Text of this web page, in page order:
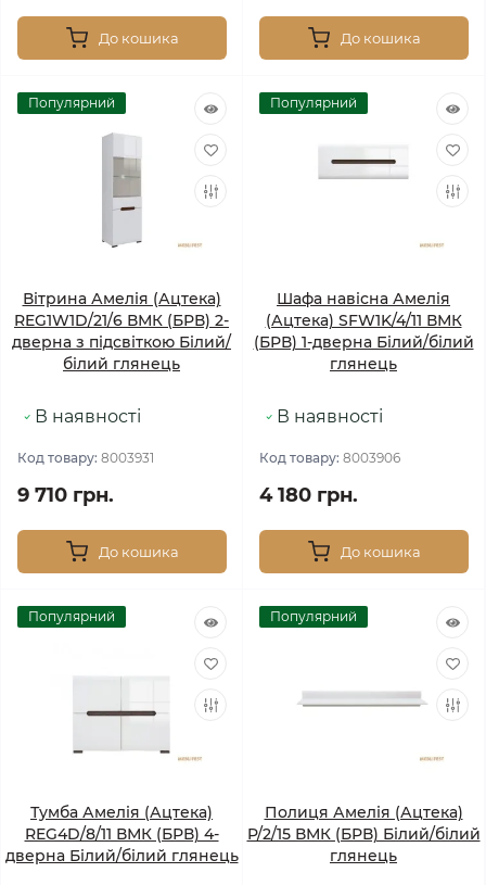
До кошика До кошика
Популярний
Вітрина Амелія (Ацтека)
REG1W1D/21/6 ВМК (БРВ) 2-
дверна з підсвіткою Білий/
білий глянець
В наявності
Код товару: 8003931
9 710 грн.
До кошика
Популярний
Шафа навісна Амелія
(Ацтека) SFW1K/4/11 ВМК
(БРВ) 1-дверна Білий/білий
глянець
В наявності
Код товару: 8003906
4 180 грн.
До кошика
Популярний
Тумба Амелія (Ацтека)
REG4D/8/11 ВМК (БРВ) 4-
дверна Білий/білий глянець
Популярний
Полиця Амелія (Ацтека)
P/2/15 ВМК (БРВ) Білий/білий
глянець